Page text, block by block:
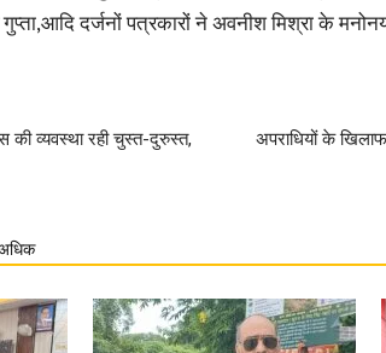
दर्जनों पत्रकारों ने अवनीश मिश्रा के
की व्यवस्था रही चुस्त-दुरुस्त,
अपराधियों के